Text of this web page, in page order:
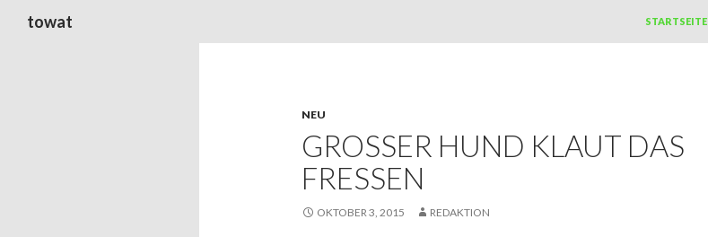
towat
STARTSEITE
NEU
GROSSER HUND KLAUT DAS F
RESSEN
OKTOBER 3, 2015 REDAKTION